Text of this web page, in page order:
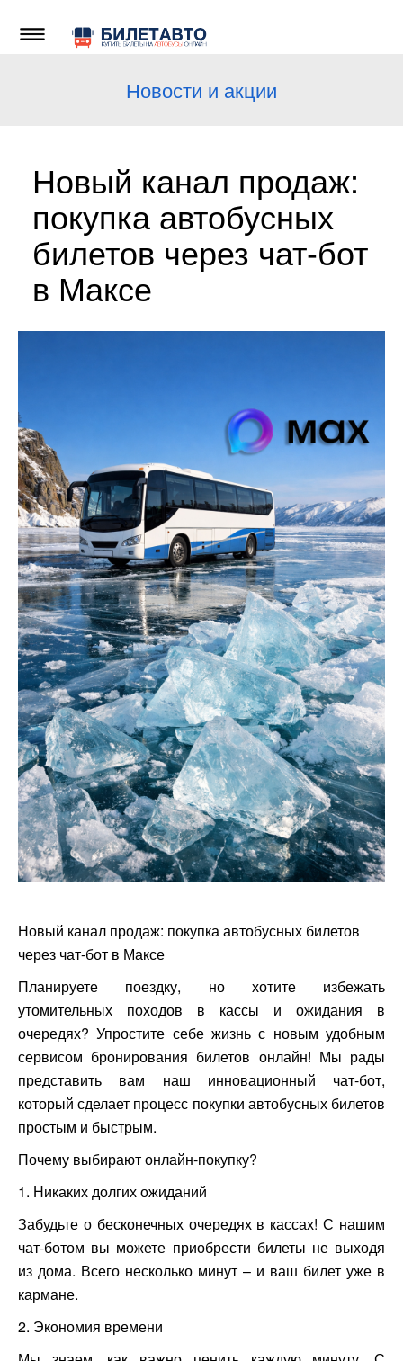
Новости и акции
Новый канал продаж:
покупка автобусных
билетов через чат-бот
в Максе
Новый канал продаж: покупка автобусных билетов
через чат-бот в Максе
Планируете поездку, но хотите избежать
утомительных походов в кассы и ожидания в
очередях? Упростите себе жизнь с новым удобным
сервисом бронирования билетов онлайн! Мы рады
представить вам наш инновационный чат-бот,
который сделает процесс покупки автобусных билетов
простым и быстрым.
Почему выбирают онлайн-покупку?
1. Никаких долгих ожиданий
Забудьте о бесконечных очередях в кассах! С нашим
чат-ботом вы можете приобрести билеты не выходя
из дома. Всего несколько минут – и ваш билет уже в
кармане.
2. Экономия времени